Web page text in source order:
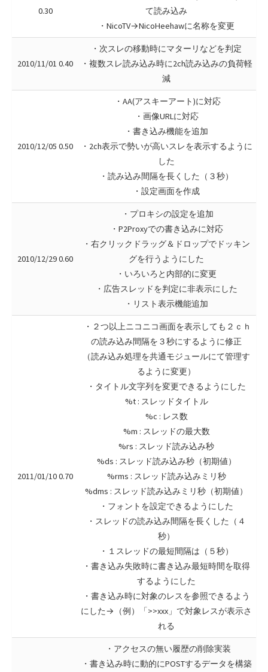
0.30
て読み込み
・NicoTV→NicoHeehawに名称を変更
2010/11/01 0.40
・次スレの移動時にマターリなどを判定
・複数スレ読み込み時に2ch読み込みの負荷軽
減
2010/12/05 0.50
・AA(アスキーアート)に対応
・画像URLに対応
・書き込み機能を追加
・2ch表示で勢いが高いスレを表示するように
した
・読み込み間隔を長くした（３秒）
・設定画面を作成
2010/12/29 0.60
・プロキシの設定を追加
・P2Proxyでの書き込みに対応
・右クリックドラッグ＆ドロップでドッキン
グを行うようにした
・いろいろと内部的に変更
・広告スレッドを判定に非表示にした
・リスト表示機能追加
2011/01/10 0.70
・２つ以上ニコニコ画面を表示しても２ｃｈ
の読み込み間隔を３秒にするように修正
（読み込み処理を共通モジュールにて管理す
るように変更）
・タイトル文字列を変更できるようにした
%t : スレッドタイトル
%c : レス数
%m : スレッドの最大数
%rs : スレッド読み込み秒
%ds : スレッド読み込み秒（初期値）
%rms : スレッド読み込みミリ秒
%dms : スレッド読み込みミリ秒（初期値）
・フォントを設定できるようにした
・スレッドの読み込み間隔を長くした（４
秒）
・１スレッドの最短間隔は（５秒）
・書き込み失敗時に書き込み最短時間を取得
するようにした
・書き込み時に対象のレスを参照できるよう
にした→（例）「>>xxx」で対象レスが表示さ
れる
・アクセスの無い履歴の削除実装
・書き込み時に動的にPOSTするデータを構築